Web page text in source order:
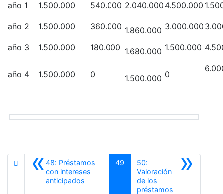
año 1 1.500.000 540.000 2.040.000 4.500.000
año 2 1.500.000 360.000 1.860.000 3.000.000
año 3 1.500.000 180.000 1.680.000 1.500.000
año 4 1.500.000 0 1.500.000 0
«48: Préstamos
con intereses
anticipados
49 »
50:
Valoración
de los
préstamosSiguiente